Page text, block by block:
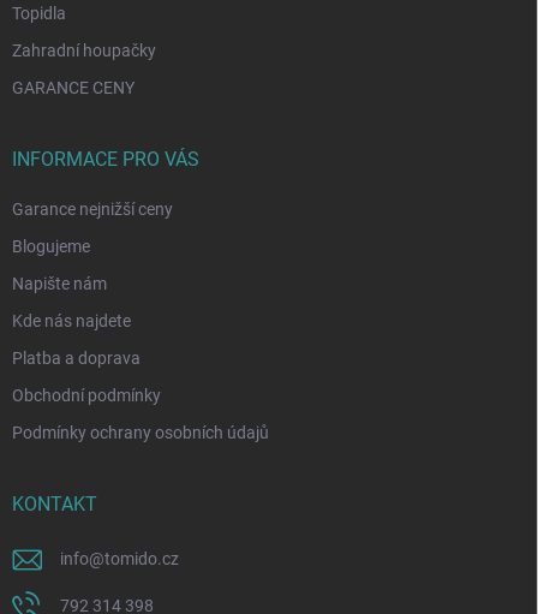
Topidla
Zahradní houpačky
GARANCE CENY
INFORMACE PRO VÁS
Garance nejnižší ceny
Blogujeme
Napište nám
Kde nás najdete
Platba a doprava
Obchodní podmínky
Podmínky ochrany osobních údajů
KONTAKT
info@tomido.cz
792 314 398